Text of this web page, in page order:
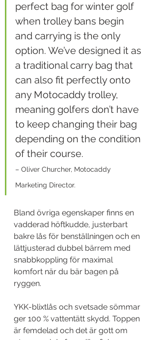
perfect bag for winter golf
when trolley bans begin
and carrying is the only
option. We’ve designed it as
a traditional carry bag that
can also fit perfectly onto
any Motocaddy trolley,
meaning golfers don’t have
to keep changing their bag
depending on the condition
of their course.
– Oliver Churcher, Motocaddy
Marketing Director.
Bland övriga egenskaper finns en
vadderad höftkudde, justerbart
bakre lås för benställningen och en
lättjusterad dubbel bärrem med
snabbkoppling för maximal
komfort när du bär bagen på
ryggen.
YKK-blixtlås och svetsade sömmar
ger 100 % vattentätt skydd. Toppen
är femdelad och det är gott om